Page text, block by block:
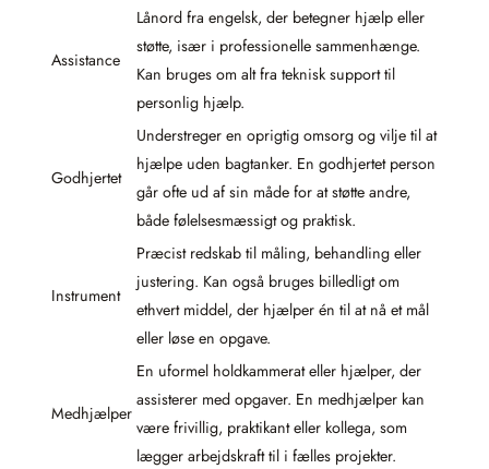
Assistance
Lånord fra engelsk, der betegner hjælp eller
støtte, især i professionelle sammenhænge.
Kan bruges om alt fra teknisk support til
personlig hjælp.
Godhjertet
Understreger en oprigtig omsorg og vilje til at
hjælpe uden bagtanker. En godhjertet person
går ofte ud af sin måde for at støtte andre,
både følelsesmæssigt og praktisk.
Instrument
Præcist redskab til måling, behandling eller
justering. Kan også bruges billedligt om
ethvert middel, der hjælper én til at nå et mål
eller løse en opgave.
Medhjælper
En uformel holdkammerat eller hjælper, der
assisterer med opgaver. En medhjælper kan
være frivillig, praktikant eller kollega, som
lægger arbejdskraft til i fælles projekter.